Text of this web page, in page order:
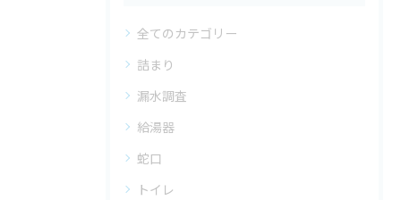
全てのカテゴリー
詰まり
漏水調査
給湯器
蛇口
トイレ